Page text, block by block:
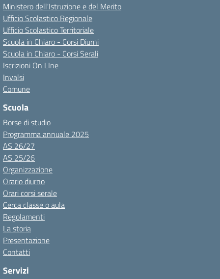
Ministero dell'Istruzione e del Merito
Ufficio Scolastico Regionale
Ufficio Scolastico Territoriale
Scuola in Chiaro - Corsi Diurni
Scuola in Chiaro - Corsi Serali
Iscrizioni On LIne
Invalsi
Comune
Scuola
Borse di studio
Programma annuale 2025
AS 26/27
AS 25/26
Organizzazione
Orario diurno
Orari corsi serale
Cerca classe o aula
Regolamenti
La storia
Presentazione
Contatti
Servizi